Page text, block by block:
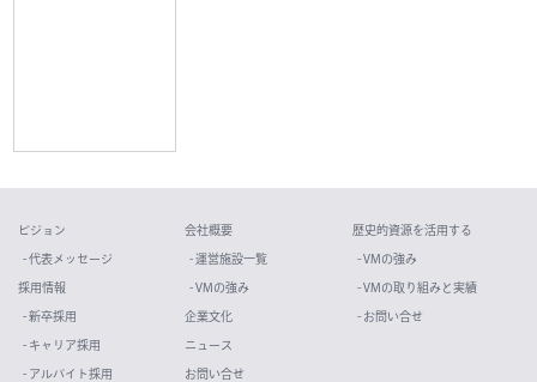
ビジョン
- 代表メッセージ
採用情報
- 新卒採用
- キャリア採用
- アルバイト採用
会社概要
- 運営施設一覧
- VMの強み
企業文化
ニュース
お問い合せ
歴史的資源を活用する
- VMの強み
- VMの取り組みと実績
- お問い合せ